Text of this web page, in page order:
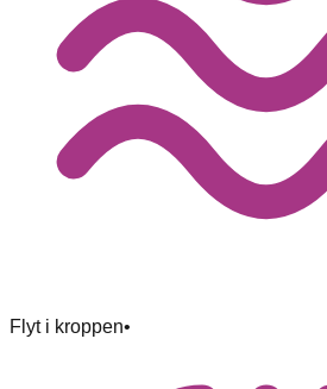
Flyt i kroppen•